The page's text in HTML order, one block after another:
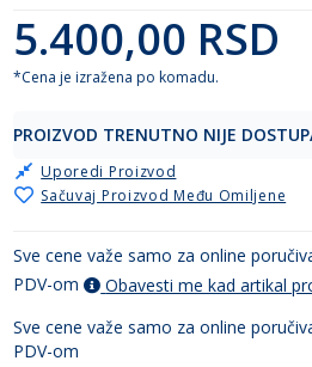
5.400,00 RSD
*Cena je izražena po komadu.
PROIZVOD TRENUTNO NIJE
Sačuvaj Proizvod Među Omiljene
Uporedi Proizvod
Sve cene važe samo za online
PDV-om
Obavesti me kad artikal
Sve cene važe samo za online
PDV-om